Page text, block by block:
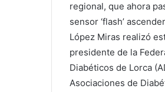
regional, que ahora
sensor ‘flash’
López Miras realizó
presidente de la
Diabéticos de Lorca
Asociaciones de